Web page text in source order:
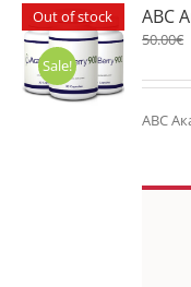
Out of stock
Sale!
ABC
50.00€
ABC